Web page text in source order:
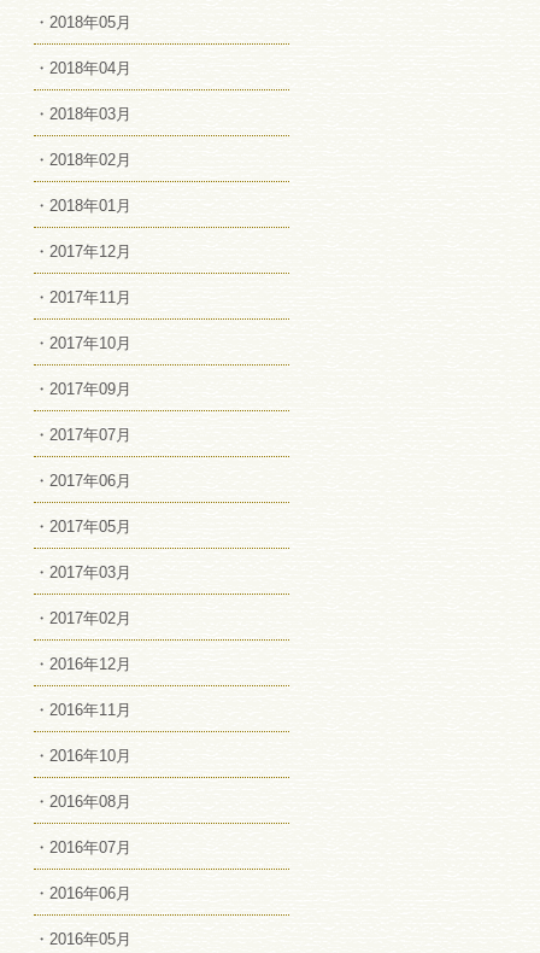
・2018年05月
・2018年04月
・2018年03月
・2018年02月
・2018年01月
・2017年12月
・2017年11月
・2017年10月
・2017年09月
・2017年07月
・2017年06月
・2017年05月
・2017年03月
・2017年02月
・2016年12月
・2016年11月
・2016年10月
・2016年08月
・2016年07月
・2016年06月
・2016年05月